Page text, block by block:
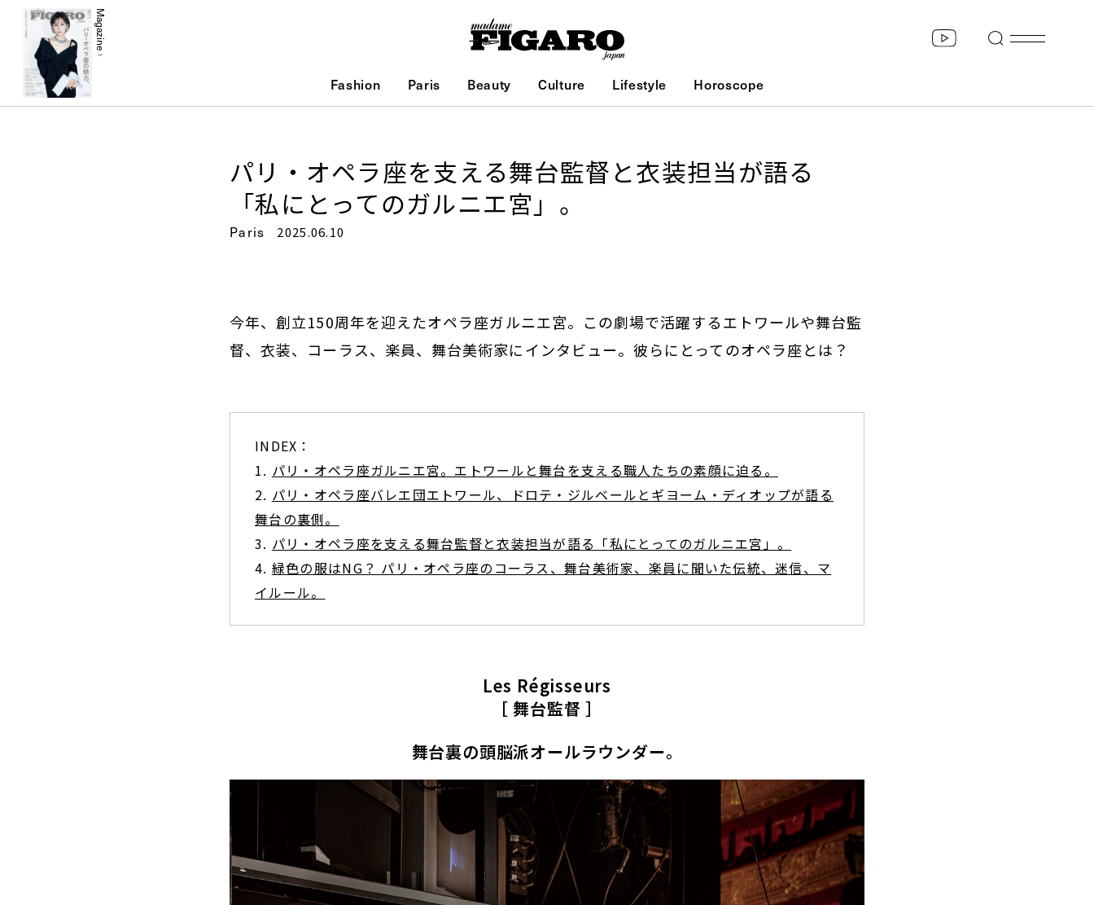
Magazine
Fashion Paris Beauty Culture Lifestyle Horoscope
パリ・オペラ座を支える舞台監督と衣装担当が語る
「私にとってのガルニエ宮」。
Paris 2025.06.10
今年、創立150周年を迎えたオペラ座ガルニエ宮。この劇場で活躍するエトワールや舞台監
督、衣装、コーラス、楽員、舞台美術家にインタビュー。彼らにとってのオペラ座とは？
INDEX：
1. パリ・オペラ座ガルニエ宮。エトワールと舞台を支える職人たちの素顔に迫る。
2. パリ・オペラ座バレエ団エトワール、ドロテ・ジルベールとギヨーム・ディオップが語る
舞台の裏側。
3. パリ・オペラ座を支える舞台監督と衣装担当が語る「私にとってのガルニエ宮」。
4. 緑色の服はNG？ パリ・オペラ座のコーラス、舞台美術家、楽員に聞いた伝統、迷信、マ
イルール。
Les Régisseurs
［ 舞台監督 ］
舞台裏の頭脳派オールラウンダー。